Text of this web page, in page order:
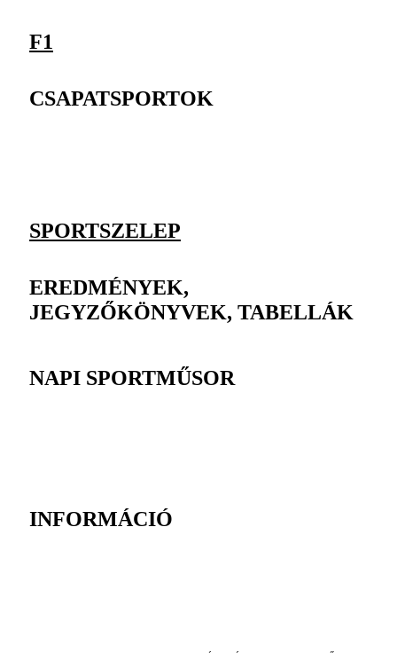
F1
CSAPATSPORTOK
SPORTSZELEP
EREDMÉNYEK,
JEGYZŐKÖNYVEK, TABELLÁK
NAPI SPORTMŰSOR
INFORMÁCIÓ